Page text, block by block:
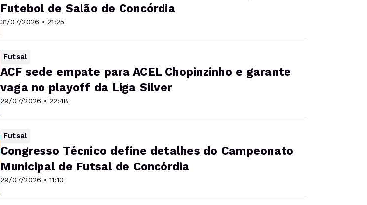
31/07/2026 • 21:25
Futebol de Salão de Concórdia
Futsal
29/07/2026 • 22:48
ACF sede empate para ACEL Chopinzinho e garante
vaga no playoff da Liga Silver
Futsal
29/07/2026 • 11:10
Congresso Técnico define detalhes do Campeonato
Municipal de Futsal de Concórdia